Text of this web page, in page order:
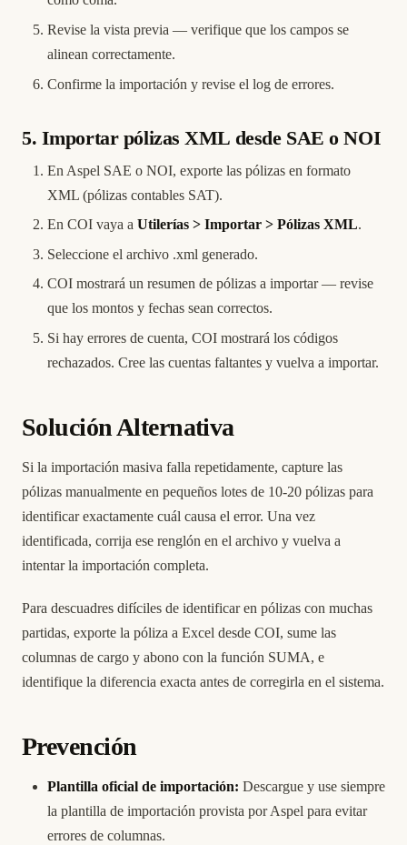
Revise la vista previa — verifique que los campos se
alinean correctamente.
Confirme la importación y revise el log de errores.
5. Importar pólizas XML desde SAE o NOI
En Aspel SAE o NOI, exporte las pólizas en formato
XML (pólizas contables SAT).
En COI vaya a Utilerías > Importar > Pólizas XML.
Seleccione el archivo .xml generado.
COI mostrará un resumen de pólizas a importar — revise
que los montos y fechas sean correctos.
Si hay errores de cuenta, COI mostrará los códigos
rechazados. Cree las cuentas faltantes y vuelva a importar.
Solución Alternativa
Si la importación masiva falla repetidamente, capture las
pólizas manualmente en pequeños lotes de 10-20 pólizas para
identificar exactamente cuál causa el error. Una vez
identificada, corrija ese renglón en el archivo y vuelva a
intentar la importación completa.
Para descuadres difíciles de identificar en pólizas con muchas
partidas, exporte la póliza a Excel desde COI, sume las
columnas de cargo y abono con la función SUMA, e
identifique la diferencia exacta antes de corregirla en el sistema.
Prevención
Plantilla oficial de importación: Descargue y use siempre
la plantilla de importación provista por Aspel para evitar
errores de columnas.